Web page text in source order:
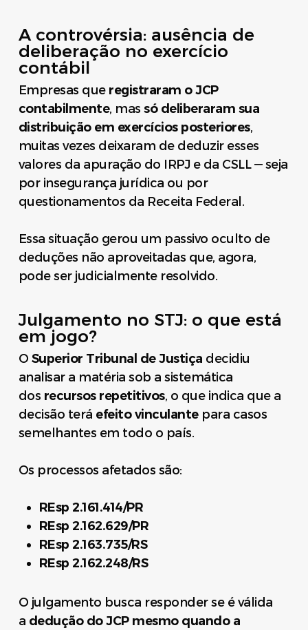
A controvérsia: ausência de
deliberação no exercício
contábil
Empresas que registraram o JCP
contabilmente, massó deliberaram sua
distribuição em exercícios posteriores,
muitas vezes deixaram de deduzir esses
valores da apuração do IRPJ e da CSLL — seja
por insegurança jurídica ou por
questionamentos da Receita Federal.
Essa situação gerou um passivo oculto de
deduções não aproveitadas que, agora,
pode ser judicialmente resolvido.
Julgamento no STJ: o que está
em jogo?
O Superior Tribunal de Justiça decidiu
analisar a matéria sob a sistemática
dos recursos repetitivos, o que indica que a
decisão terá efeito vinculantepara casos
semelhantes em todo o país.
Os processos afetados são:
REsp 2.161.414/PR
REsp 2.162.629/PR
REsp 2.163.735/RS
REsp 2.162.248/RS
O julgamento busca responder se é válida
a dedução do JCP mesmo quando a